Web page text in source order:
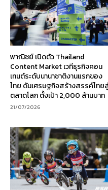
พาณิชย์ เปิดตัว Thailand
Content Market เวทีธุรกิจคอน
เทนต์ระดับนานาชาติงานแรกของ
ไทย ดันเศรษฐกิจสร้างสรรค์ไทย
ตลาดโลก ตั้งเป้า 2,000 ล้านบาท
21/07/2026